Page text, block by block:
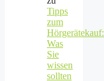
Tipps
zum
Hörgerätekauf:
Was
Sie
wissen
sollten